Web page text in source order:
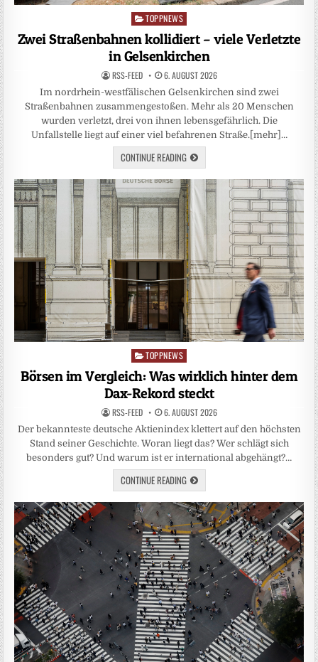
Posted
TOPPNEWS
Zwei Straßenbahnen kollidiert – viele Verletzte
in Gelsenkirchen
RSS-FEED 6. AUGUST 2026
Im nordrhein-westfälischen Gelsenkirchen sind zwei
Straßenbahnen zusammengestoßen. Mehr als 20 Menschen
wurden verletzt, drei von ihnen lebensgefährlich. Die
Unfallstelle liegt auf einer viel befahrenen Straße.[mehr]…
CONTINUE READING
Posted
in
TOPPNEWS
Börsen im Vergleich: Was wirklich hinter dem
Dax-Rekord steckt
RSS-FEED 6. AUGUST 2026
Der bekannteste deutsche Aktienindex klettert auf den höchsten
Stand seiner Geschichte. Woran liegt das? Wer schlägt sich
besonders gut? Und warum ist er international abgehängt?…
CONTINUE READING